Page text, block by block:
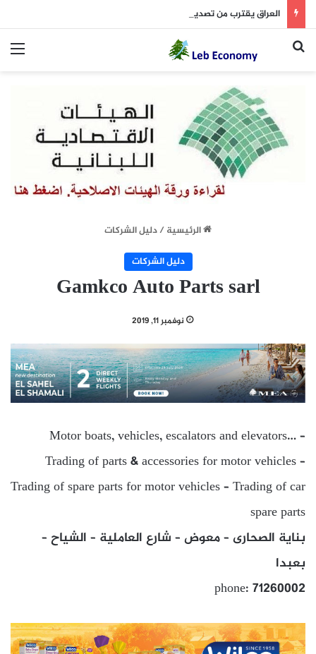
العراق يقترب من تصدير نفطه عبر لبنان
بحث عن
الرئيسية/دليل الشركات
دليل الشركات
Gamkco Auto Parts sarl
نوفمبر 11, 2019
Motor boats, vehicles, escalators and elevators… –
Trading of parts & accessories for motor vehicles –
Trading of spare parts for motor vehicles – Trading of car
spare parts
بناية الصحارى – معوض – شارع العاملية – الشياح –
بعبدا
phone: 71260002